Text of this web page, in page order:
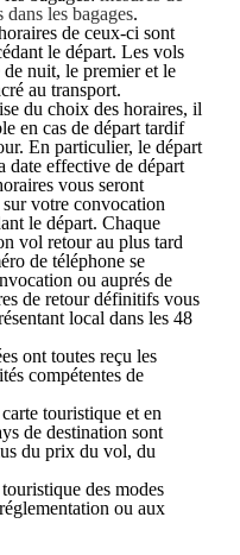
les bagages.
de ceux-ci sont
le départ. Les vols
nuit, le premier et le
au transport.
du choix des horaires, il
en cas de départ tardif
En particulier, le départ
date effective de départ
vous seront
votre convocation
le départ. Chaque
vol retour au plus tard
de téléphone se
ou auprés de
de retour définitifs vous
local dans les 48
ont toutes reçu les
compétentes de
touristique et en
de destination sont
du prix du vol, du
des modes
ou aux